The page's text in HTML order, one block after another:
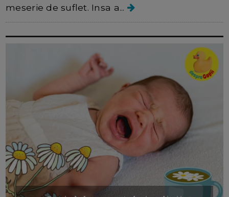
meserie de suflet. Insa a...